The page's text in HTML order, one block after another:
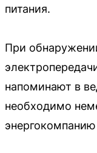
питания.
При
напоминают в
необходимо